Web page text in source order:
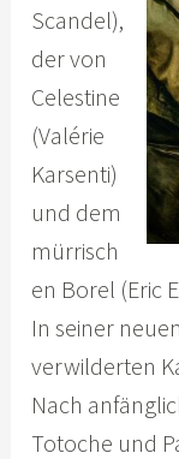
Scandel),
der von
Celestine
(Valérie
Karsenti)
und dem
mürrisch
en Borel (Eric
In seiner
verwilderten
Nach
Totoche und